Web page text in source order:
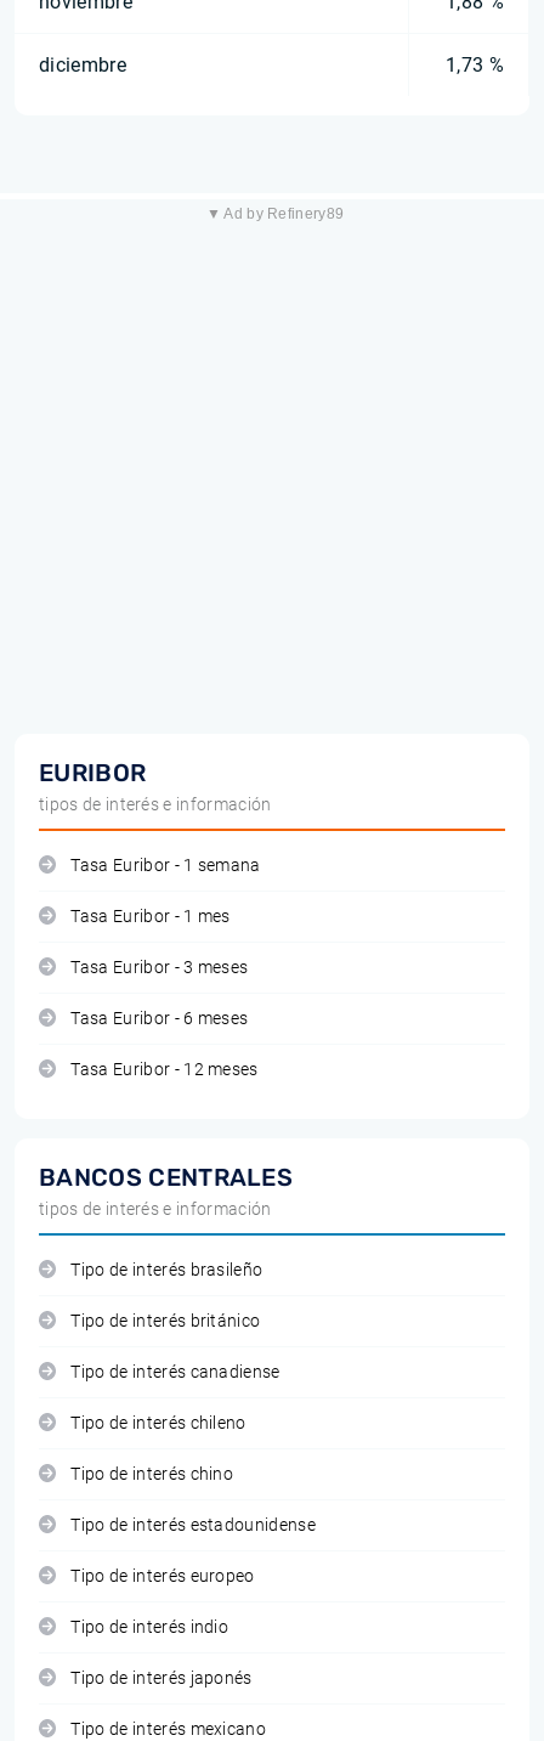
diciembre 1,73 %
▼ Ad by Refinery89
EURIBOR
tipos de interés e información
Tasa Euribor - 1 semana
Tasa Euribor - 1 mes
Tasa Euribor - 3 meses
Tasa Euribor - 6 meses
Tasa Euribor - 12 meses
BANCOS CENTRALES
tipos de interés e información
Tipo de interés brasileño
Tipo de interés británico
Tipo de interés canadiense
Tipo de interés chileno
Tipo de interés chino
Tipo de interés estadounidense
Tipo de interés europeo
Tipo de interés indio
Tipo de interés japonés
Tipo de interés mexicano